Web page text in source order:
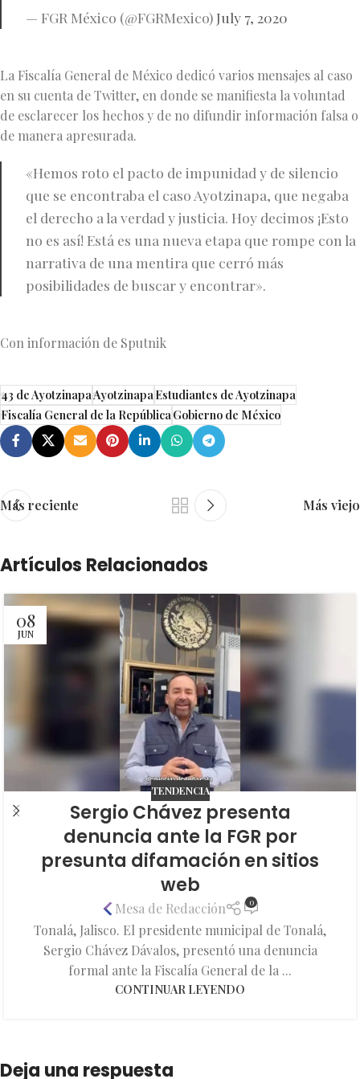
— FGR México (@FGRMexico) July 7, 2020
​La Fiscalía General de México dedicó varios mensajes al caso
en su cuenta de Twitter, en donde se manifiesta la voluntad
de esclarecer los hechos y de no difundir información falsa o
de manera apresurada.
«Hemos roto el pacto de impunidad y de silencio
que se encontraba el caso Ayotzinapa, que negaba
el derecho a la verdad y justicia. Hoy decimos ¡Esto
no es así! Está es una nueva etapa que rompe con la
narrativa de una mentira que cerró más
posibilidades de buscar y encontrar».
Con información de Sputnik
43 de AyotzinapaAyotzinapaEstudiantes de Ayotzinapa
Fiscalía General de la RepúblicaGobierno de México
Más reciente Más viejo
Artículos Relacionados
08
JUN
TENDENCIA
Sergio Chávez presenta
denuncia ante la FGR por
presunta difamación en sitios
web
Mesa de Redacción 0
Tonalá, Jalisco. El presidente municipal de Tonalá,
Sergio Chávez Dávalos, presentó una denuncia
formal ante la Fiscalía General de la ...
CONTINUAR LEYENDO
Deja una respuesta